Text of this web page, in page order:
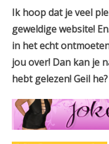
Ik hoop dat je veel
geweldige website!
in het echt
jou over! Dan kan je
hebt gelezen! Geil he?